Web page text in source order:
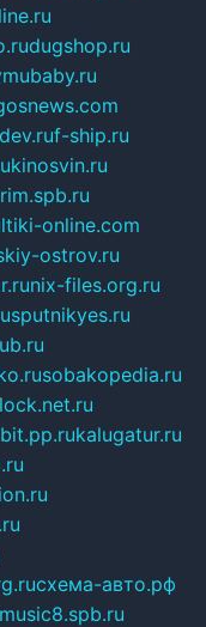
dugshop.ru
f-ship.ru
kinosvin.ru
online.com
ostrov.ru
nix-files.org.ru
sputnikyes.ru
sobakopedia.ru
kalugatur.ru
схема-авто.рф
music8.spb.ru